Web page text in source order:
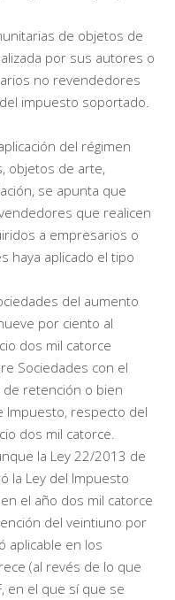
de objetos de
por sus autores o
no revendedores
impuesto soportado.
del régimen
objetos de arte,
se apunta que
que realicen
a empresarios o
haya aplicado el tipo
del aumento
por ciento al
dos mil catorce
Sociedades con el
retención o bien
Impuesto, respecto del
dos mil catorce.
la Ley 22/2013 de
la Ley del Impuesto
el año dos mil catorce
del veintiuno por
aplicable en los
(al revés de lo que
en el que sí que se